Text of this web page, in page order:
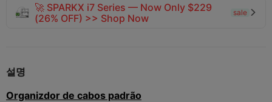
🚀 SPARKX i7 Series — Now Only $229
(26% OFF) >> Shop Now
sale 
설명
Organizdor de cabos padrão